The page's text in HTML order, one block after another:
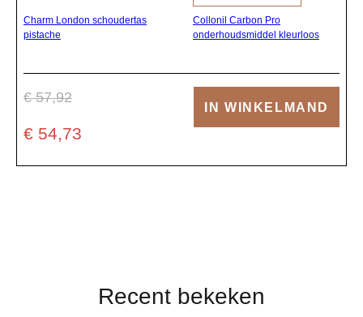
Charm London schoudertas
pistache
Collonil Carbon Pro
onderhoudsmiddel kleurloos
€ 57,92
€ 54,73
IN WINKELMAND
Recent bekeken